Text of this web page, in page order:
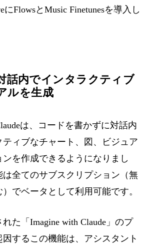
にFlowsとMusic Finetunesを導入し
話内でインタラクティブ
ルを生成
は、コードを書かずに対話内
ティブなチャート、図、ビジュア
ンを作成できるようになりまし
は全てのサブスクリプション（無
でベータとして利用可能です。
た「Imagine with Claude」のプ
因するこの機能は、アシスタント